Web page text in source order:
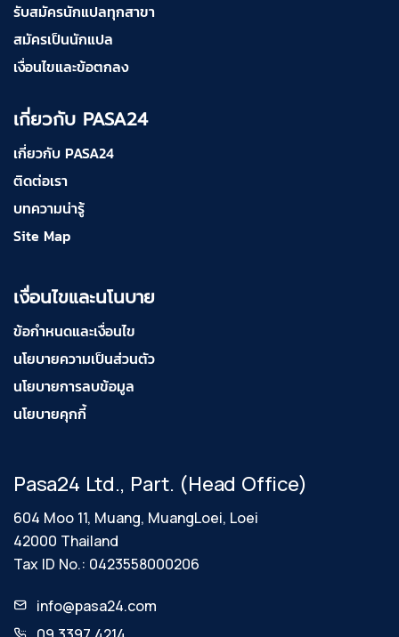
รับสมัครนักแปลทุกสาขา
สมัครเป็นนักแปล
เงื่อนไขและข้อตกลง
เกี่ยวกับ PASA24
เกี่ยวกับ PASA24
ติดต่อเรา
บทความน่ารู้
Site Map
เงื่อนไขและนโนบาย
ข้อกำหนดและเงื่อนไข
นโยบายความเป็นส่วนตัว
นโยบายการลบข้อมูล
นโยบายคุกกี้
Pasa24 Ltd., Part. (Head Office)
604 Moo 11, Muang, MuangLoei, Loei
42000 Thailand
Tax ID No.: 0423558000206
info@pasa24.com